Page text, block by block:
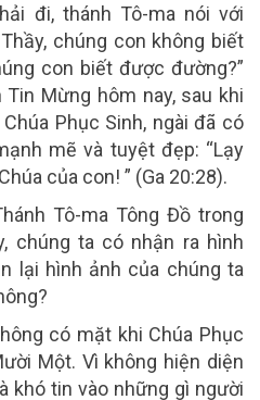
đi, thánh Tô-ma nói với
chúng con không biết
con biết được đường?”
Tin Mừng hôm nay, sau khi
Phục Sinh, ngài đã có
mẽ và tuyệt đẹp: “Lạy
của con! ” (Ga 20:28).
Tô-ma Tông Đồ trong
chúng ta có nhận ra hình
lại hình ảnh của chúng ta
có mặt khi Chúa Phục
Một. Vì không hiện diện
khó tin vào những gì người